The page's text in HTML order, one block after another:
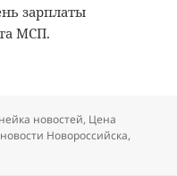
зарплаты
МСП.
новостей, Цена
новости Новороссийска,